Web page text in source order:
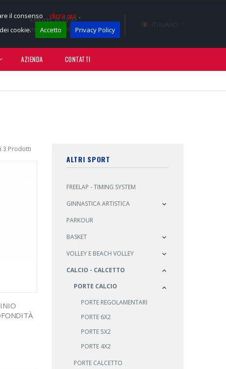
il consenso clicca qui .
cookie.
Accetto Privacy Policy
+39 035 75 27 22
info@sportissimotnt.it
ITALIANO
AZIENDA CONTATTI
3 Prodotti
ALTRI SPORT
FREELAP - TIMING SYSTEM
GINNASTICA ARTISTICA
PARKOUR
BASKET
VOLLEY E BEACH VOLLEY
CALCIO - CALCETTO
PORTE CALCIO
PORTE REGOLAMENTARI
PORTE 6X2
PORTE 5X2
PORTE 4X2
PORTE CALCETTO